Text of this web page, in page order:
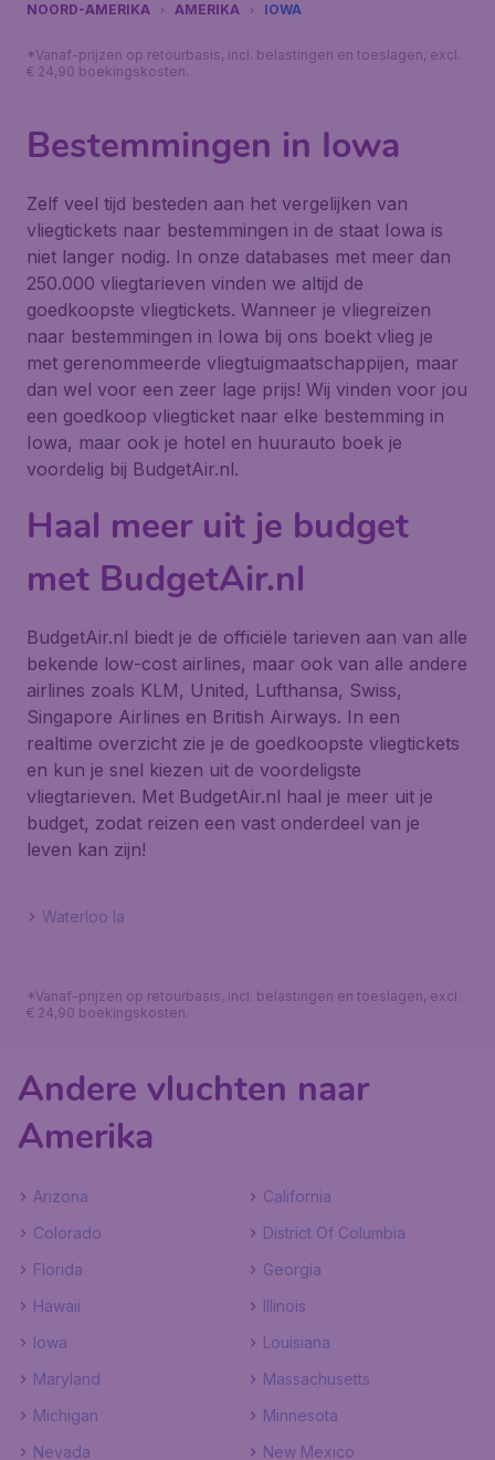
NOORD-AMERIKA AMERIKA IOWA
*Vanaf-prijzen op retourbasis, incl. belastingen en toeslagen, excl.
€ 24,90 boekingskosten.
Bestemmingen in Iowa
Zelf veel tijd besteden aan het vergelijken van
vliegtickets naar bestemmingen in de staat Iowa is
niet langer nodig. In onze databases met meer dan
250.000 vliegtarieven vinden we altijd de
goedkoopste vliegtickets. Wanneer je vliegreizen
naar bestemmingen in Iowa bij ons boekt vlieg je
met gerenommeerde vliegtuigmaatschappijen, maar
dan wel voor een zeer lage prijs! Wij vinden voor jou
een goedkoop vliegticket naar elke bestemming in
Iowa, maar ook je hotel en huurauto boek je
voordelig bij BudgetAir.nl.
Haal meer uit je budget
met BudgetAir.nl
BudgetAir.nl biedt je de officiële tarieven aan van alle
bekende low-cost airlines, maar ook van alle andere
airlines zoals KLM, United, Lufthansa, Swiss,
Singapore Airlines en British Airways. In een
realtime overzicht zie je de goedkoopste vliegtickets
en kun je snel kiezen uit de voordeligste
vliegtarieven. Met BudgetAir.nl haal je meer uit je
budget, zodat reizen een vast onderdeel van je
leven kan zijn!
Waterloo Ia
*Vanaf-prijzen op retourbasis, incl. belastingen en toeslagen, excl.
€ 24,90 boekingskosten.
Andere vluchten naar
Amerika
Arizona
California
Colorado
District Of Columbia
Florida
Georgia
Hawaii
Illinois
Iowa
Louisiana
Maryland
Massachusetts
Michigan
Minnesota
Nevada
New Mexico